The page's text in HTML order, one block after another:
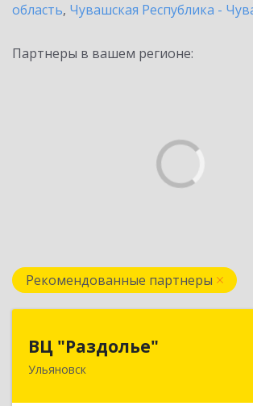
область, Чувашская Республика -
Партнеры в вашем регионе:
Рекомендованные партнеры
ВЦ "Раздолье"
Ульяновск
432001, Ульяновская обл,